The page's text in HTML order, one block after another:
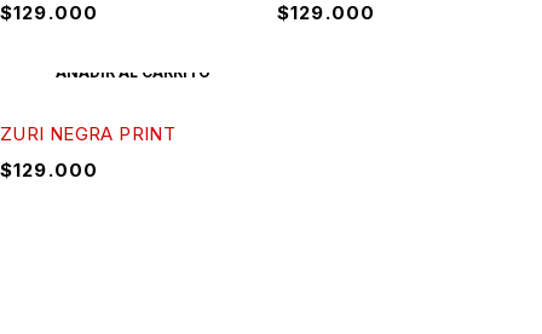
$129.000
$129.000
AÑADIR AL CARRITO
ZURI NEGRA PRINT
$129.000